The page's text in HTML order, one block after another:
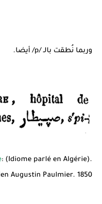
وربما نُطقت بالـ /p/ أيضا.
: (Idiome parlé en Algérie).
Augustin Paulmier. 1850.